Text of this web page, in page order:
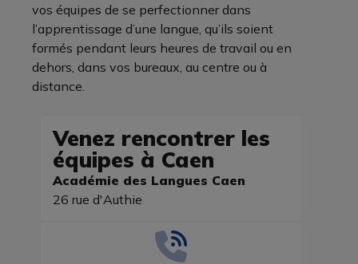
vos équipes de se perfectionner dans
l’apprentissage d’une langue, qu’ils soient
formés pendant leurs heures de travail ou en
dehors, dans vos bureaux, au centre ou à
distance.
Venez rencontrer les
équipes à Caen
Académie des Langues Caen
26 rue d'Authie